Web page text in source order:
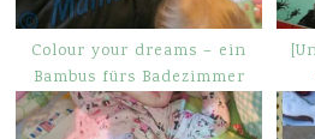
Colour your dreams – ein
Bambus fürs Badezimmer